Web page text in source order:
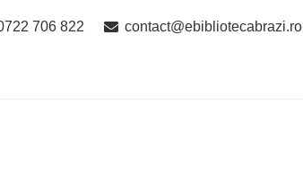
706 822 contact@ebibliotecabrazi.ro